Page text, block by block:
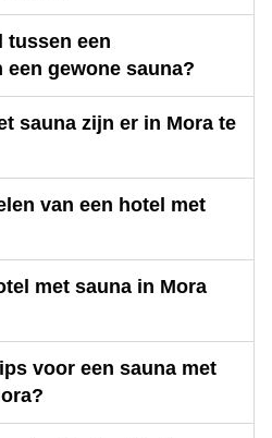
tussen een
gewone sauna?
sauna zijn er in Mora te
van een hotel met
met sauna in Mora
voor een sauna met